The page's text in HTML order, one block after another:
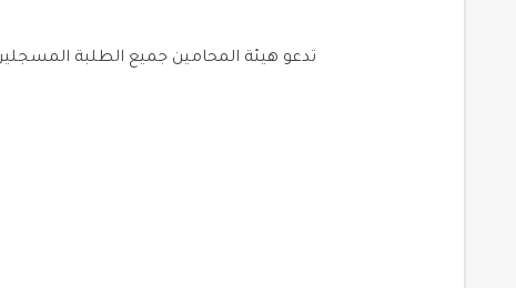
تدعو هيئة المحامين جميع الطلبة المسجلين